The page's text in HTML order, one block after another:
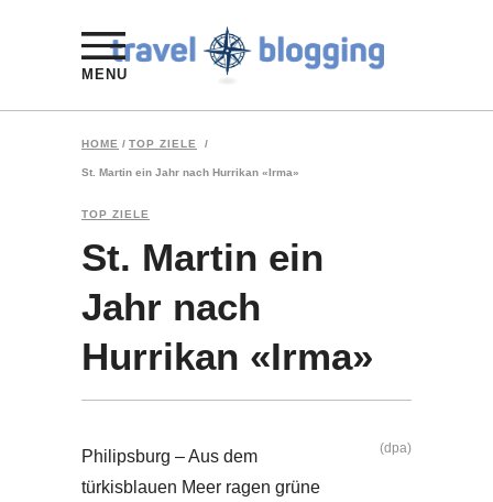
MENU
HOME / TOP ZIELE /
St. Martin ein Jahr nach Hurrikan «Irma»
TOP ZIELE
St. Martin ein
Jahr nach
Hurrikan «Irma»
Philipsburg – Aus dem
türkisblauen Meer ragen grüne
(dpa)